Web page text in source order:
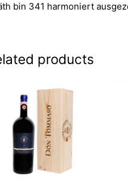
bin 341 harmoniert
products